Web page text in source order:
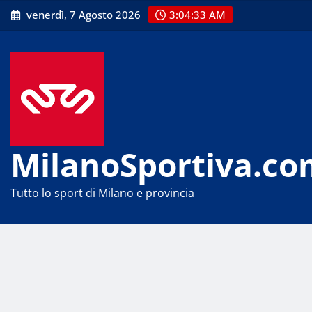
Skip
to
venerdì, 7 Agosto 2026 3:04:33 AM
Tutto lo sport di Milano e provincia